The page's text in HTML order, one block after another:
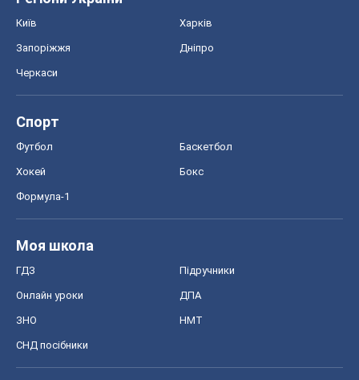
Київ Харків
Запоріжжя Дніпро
Черкаси
Спорт
Футбол Баскетбол
Хокей Бокс
Формула-1
Моя школа
ГДЗ Підручники
Онлайн уроки ДПА
ЗНО НМТ
СНД посібники